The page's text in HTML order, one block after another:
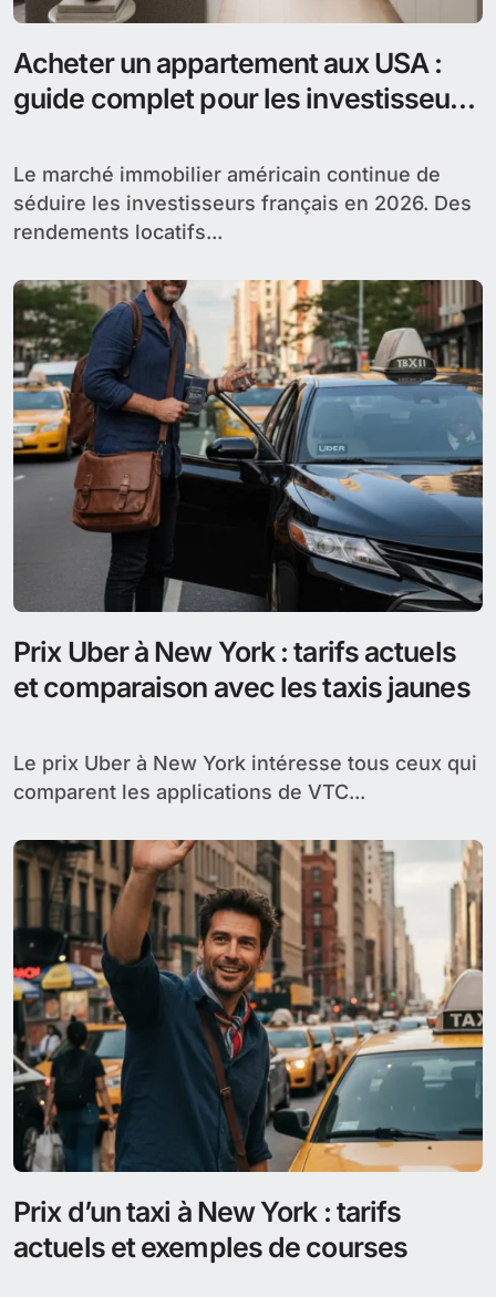
Acheter un appartement aux USA :
guide complet pour les investisseurs
Le marché immobilier américain continue de
séduire les investisseurs français en 2026. Des
rendements locatifs...
Prix Uber à New York : tarifs actuels
et comparaison avec les taxis jaunes
Le prix Uber à New York intéresse tous ceux qui
comparent les applications de VTC...
Prix d’un taxi à New York : tarifs
actuels et exemples de courses